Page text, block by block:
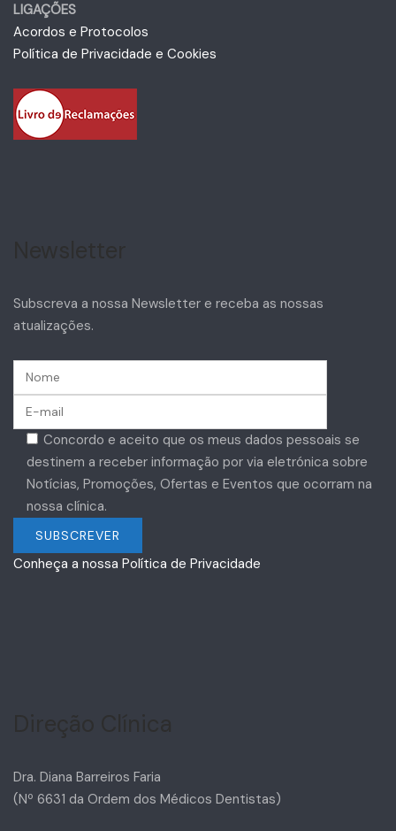
LIGAÇÕES
Acordos e Protocolos
Política de Privacidade e Cookies
Subscreva a nossa Newsletter e receba as nossas
atualizações.
Concordo e aceito que os meus dados pessoais se
destinem a receber informação por via eletrónica sobre
Notícias, Promoções, Ofertas e Eventos que ocorram na
nossa clínica.
Conheça a nossa Política de Privacidade
Dra. Diana Barreiros Faria
(Nº 6631 da Ordem dos Médicos Dentistas)